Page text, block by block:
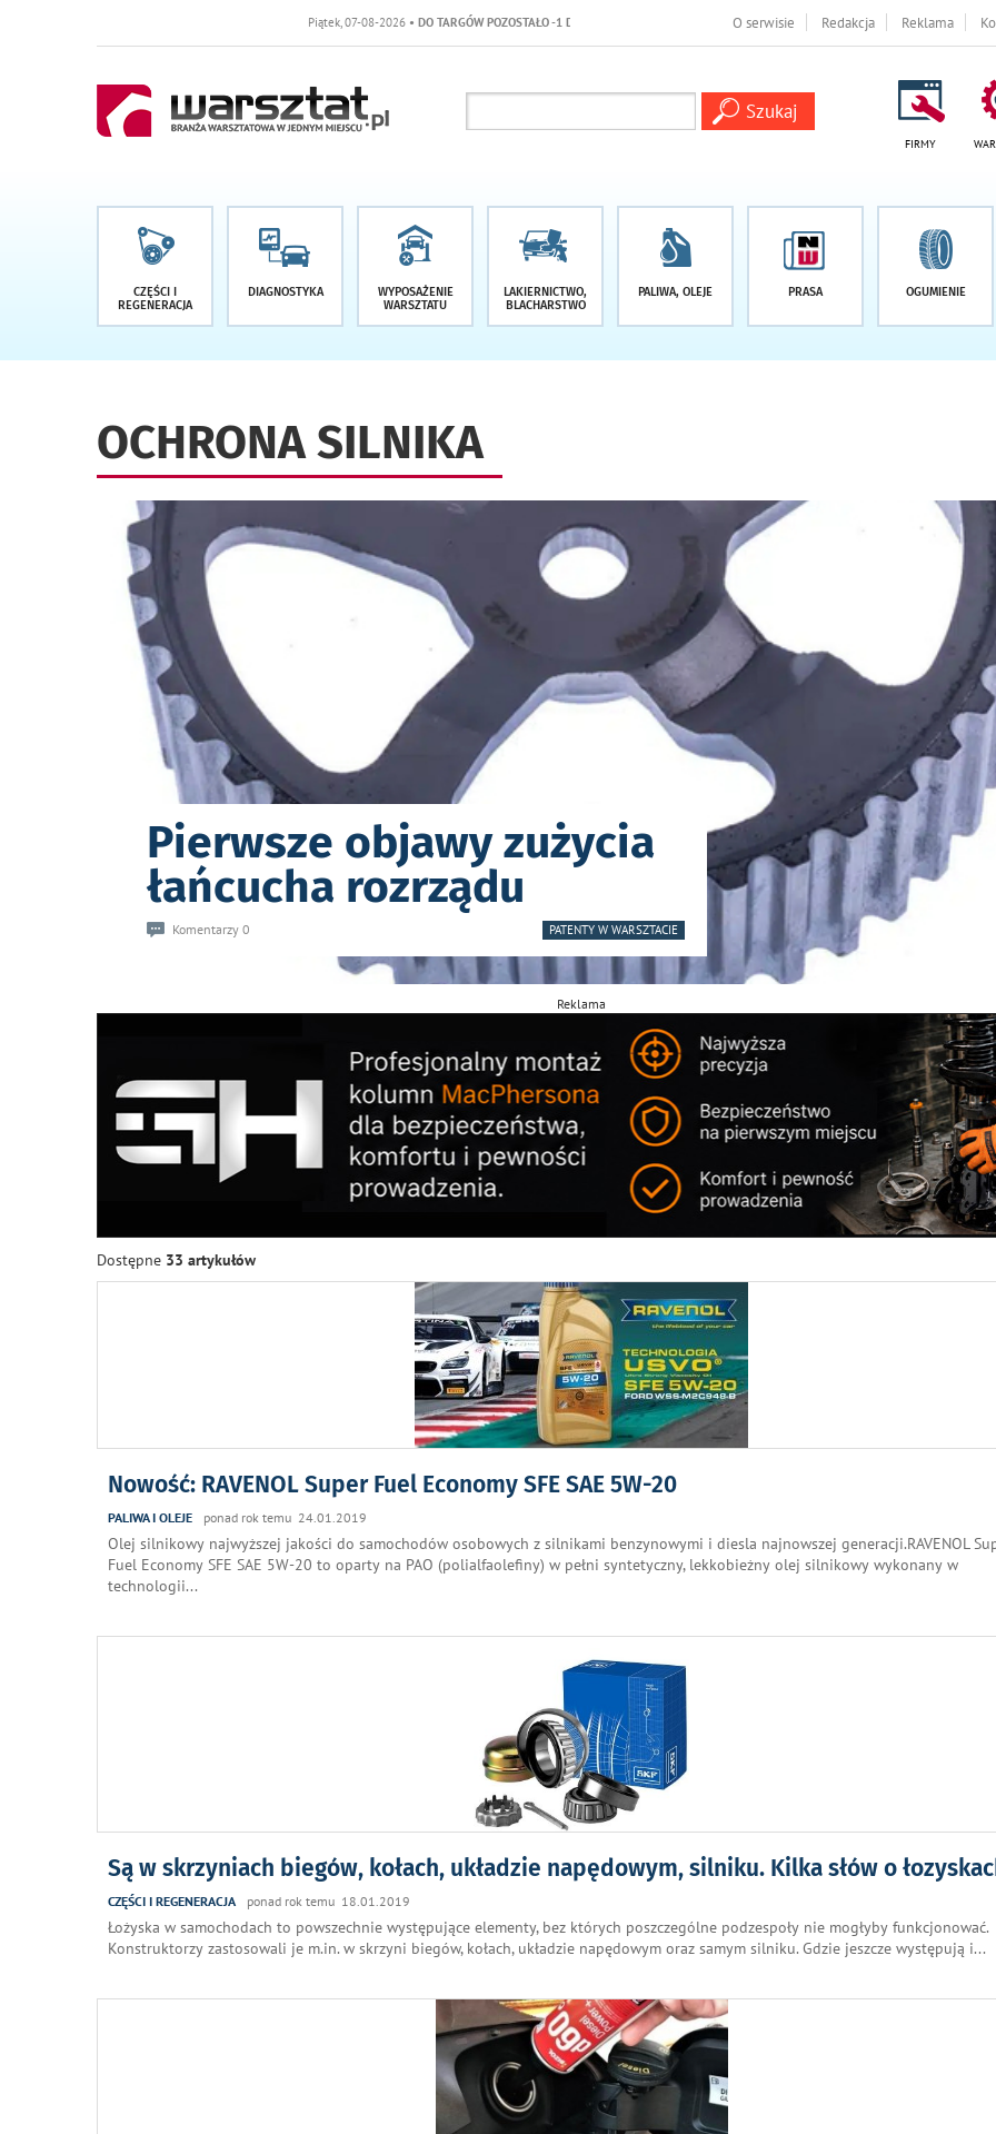
Piątek, 07-08-2026• DO TARGÓW POZOSTAŁO -1 DNI O serwisie Redakcja Reklama
FIRMY
CZĘŚCI I
REGENERACJA
DIAGNOSTYKA
WYPOSAŻENIE
WARSZTATU
LAKIERNICTWO,
BLACHARSTWO
PALIWA, OLEJE PRASA OGUMIENIE
OCHRONA SILNIKA
Pierwsze objawy zużycia
łańcucha rozrządu
Komentarzy 0 PATENTY W WARSZTACIE
Reklama
Dostępne 33 artykułów
Nowość: RAVENOL Super Fuel Economy SFE SAE 5W-20
PALIWA I OLEJE ponad rok temu 24.01.2019
Olej silnikowy najwyższej jakości do samochodów osobowych z silnikami benzynowymi i diesla najnowszej generacji.RAVENOL
Fuel Economy SFE SAE 5W-20 to oparty na PAO (polialfaolefiny) w pełni syntetyczny, lekkobieżny olej silnikowy wykonany w
technologii...
Są w skrzyniach biegów, kołach, układzie napędowym, silniku. Kilka słów o
CZĘŚCI I REGENERACJA ponad rok temu 18.01.2019
Łożyska w samochodach to powszechnie występujące elementy, bez których poszczególne podzespoły nie mogłyby funkcjonować.
Konstruktorzy zastosowali je m.in. w skrzyni biegów, kołach, układzie napędowym oraz samym silniku. Gdzie jeszcze występują i...